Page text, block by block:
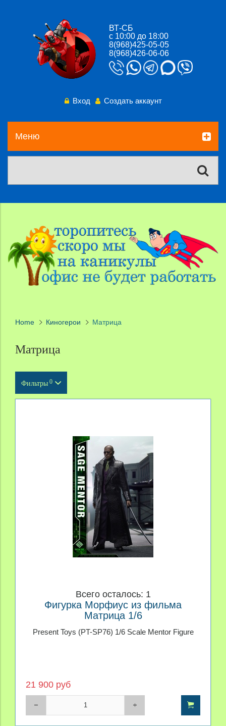
ВТ-СБ
с 10:00 до 18:00
8(968)425-05-05
8(968)426-06-06
Вход Создать аккаунт
Меню
Home Киногерои Матрица
Матрица
Фильтры 0
Всего осталось: 1
Фигурка Морфиус из фильма
Матрица 1/6
Present Toys (PT-SP76) 1/6 Scale Mentor Figure
21 900 руб